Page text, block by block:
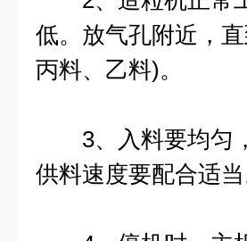
低。放气孔附近，
丙料、乙料)。
3、入料要均匀，
供料速度要配合适